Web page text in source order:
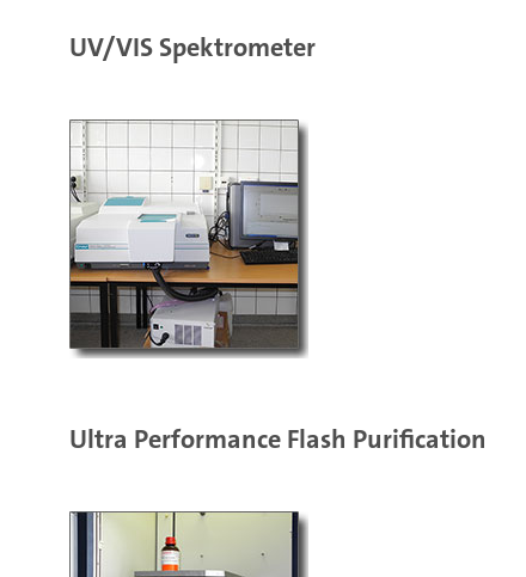
UV/VIS Spektrometer
Ultra Performance Flash Purification